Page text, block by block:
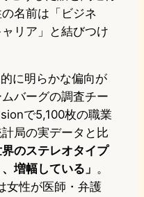
名前は「ビジネ
リア」と結びつけ
に明らかな偏向が
バーグの調査チー
で5,100枚の職業
局の実データと比
界のステレオタイプ
増幅している」 。
女性が医師・弁護